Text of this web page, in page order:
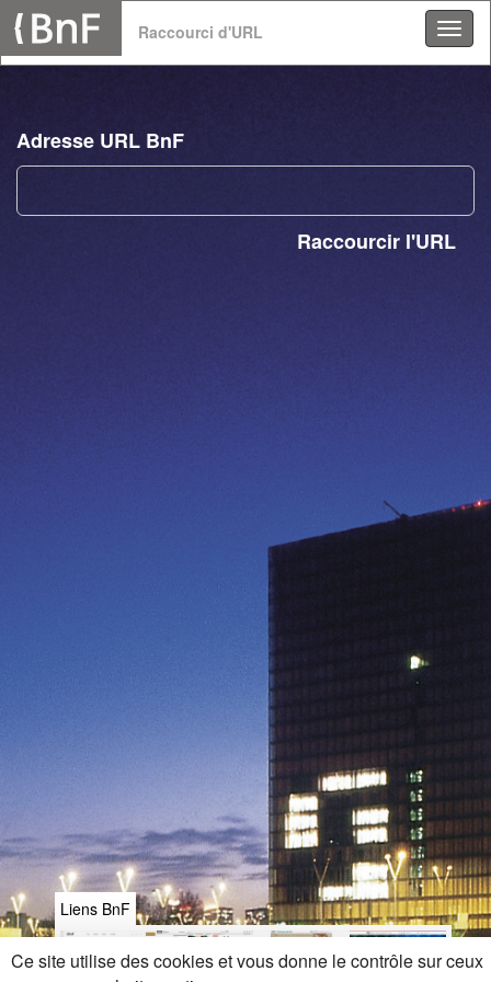
Panneau de gestion des cookies
Ce site utilise des cookies et vous donne le contrôle sur ceux
Raccourci d'URL
Adresse URL BnF
Raccourcir l'URL
Liens BnF